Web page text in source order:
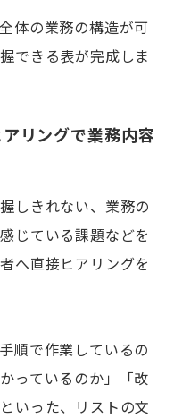
体の業務の構造が可
できる表が完成しま
リングで業務内容
しきれない、業務の
じている課題などを
へ直接ヒアリングを
順で作業しているの
っているのか」「改
いった、リストの文